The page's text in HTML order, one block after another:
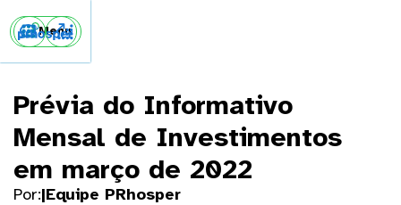
Menu
 
Prévia do Informativo
Mensal de Investimentos
em março de 2022
Por:|Equipe PRhosper